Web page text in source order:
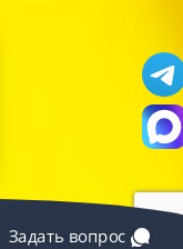
Задать вопрос